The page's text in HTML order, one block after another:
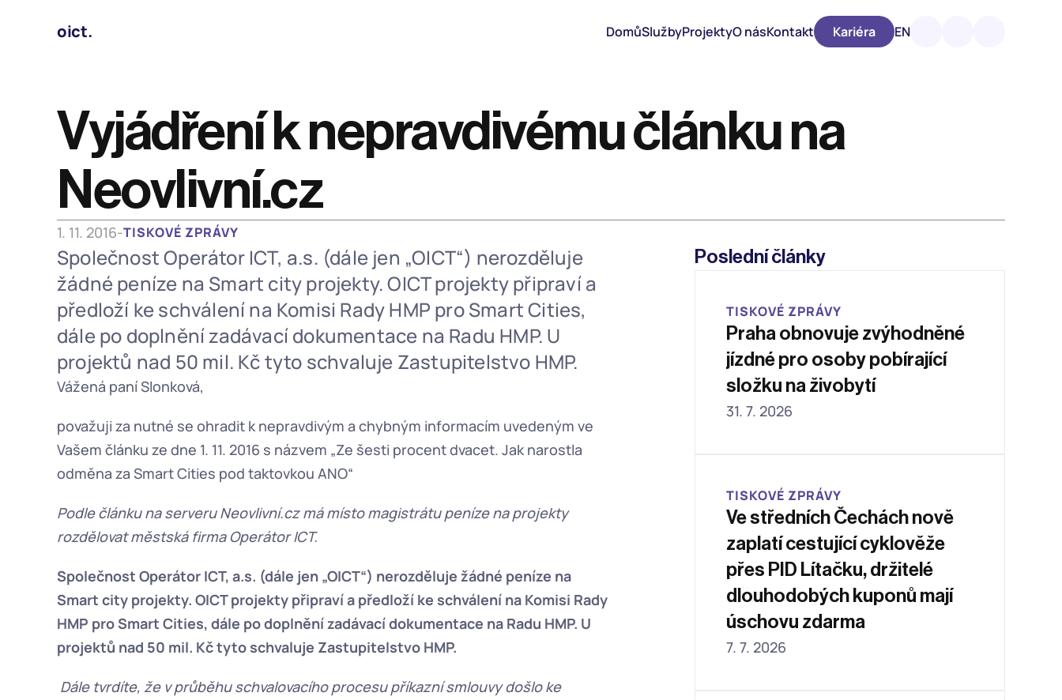
Vyjádření k nepravdivému článku na
Neovlivní.cz
1. 11. 2016-TISKOVÉ ZPRÁVY
Společnost Operátor ICT, a.s. (dále jen „OICT“) nerozděluje
žádné peníze na Smart city projekty. OICT projekty připraví a
předloží ke schválení na Komisi Rady HMP pro Smart Cities,
dále po doplnění zadávací dokumentace na Radu HMP. U
projektů nad 50 mil. Kč tyto schvaluje Zastupitelstvo HMP.
Vážená paní Slonková,
považuji za nutné se ohradit k nepravdivým a chybným informacím uvedeným ve
Vašem článku ze dne 1. 11. 2016 s názvem „Ze šesti procent dvacet. Jak narostla
odměna za Smart Cities pod taktovkou ANO“
Podle článku na serveru Neovlivní.cz má místo magistrátu peníze na projekty
rozdělovat městská firma Operátor ICT.
Společnost Operátor ICT, a.s. (dále jen „OICT“) nerozděluje žádné peníze na
Smart city projekty. OICT projekty připraví a předloží ke schválení na Komisi Rady
HMP pro Smart Cities, dále po doplnění zadávací dokumentace na Radu HMP. U
projektů nad 50 mil. Kč tyto schvaluje Zastupitelstvo HMP.
Dále tvrdíte, že v průběhu schvalovacího procesu příkazní smlouvy došlo ke
Poslední články
TISKOVÉ ZPRÁVY
Praha obnovuje zvýhodněné
jízdné pro osoby pobírající
složku na živobytí
31. 7. 2026
TISKOVÉ ZPRÁVY
Ve středních Čechách nově
zaplatí cestující cyklověže
přes PID Lítačku, držitelé
dlouhodobých kuponů mají
úschovu zdarma
7. 7. 2026
oict. DomůSlužbyProjektyO násKontakt Kariéra EN